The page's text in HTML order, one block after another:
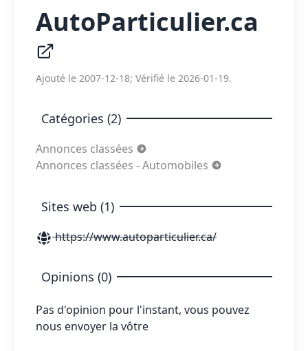
AutoParticulier.ca
Ajouté le 2007-12-18; Vérifié le 2026-01-19.
Catégories (2)
Annonces classées
Annonces classées - Automobiles
Sites web (1)
https://www.autoparticulier.ca/
Opinions (0)
Pas d'opinion pour l'instant, vous pouvez
nous envoyer la vôtre